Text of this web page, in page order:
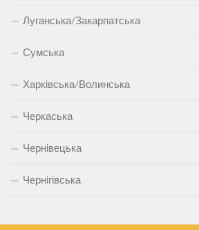
Луганська/Закарпатська
Сумська
Харківська/Волинська
Черкаська
Чернівецька
Чернігівська